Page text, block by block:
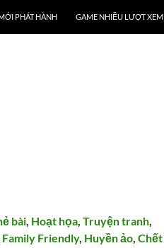
PHÁT HÀNH GAME NHIỀU LƯỢT XEM
bài, Hoạt họa,Truyện tranh,
Family Friendly, Huyền ảo,Chết